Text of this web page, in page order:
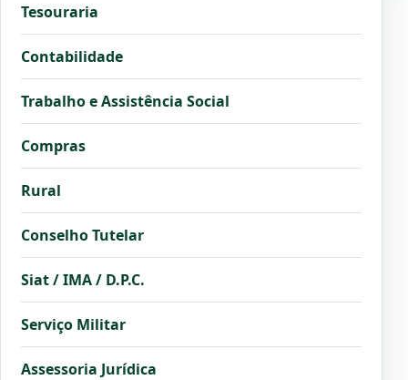
Tesouraria
Contabilidade
Trabalho e Assistência Social
Compras
Rural
Conselho Tutelar
Siat / IMA / D.P.C.
Serviço Militar
Assessoria Jurídica